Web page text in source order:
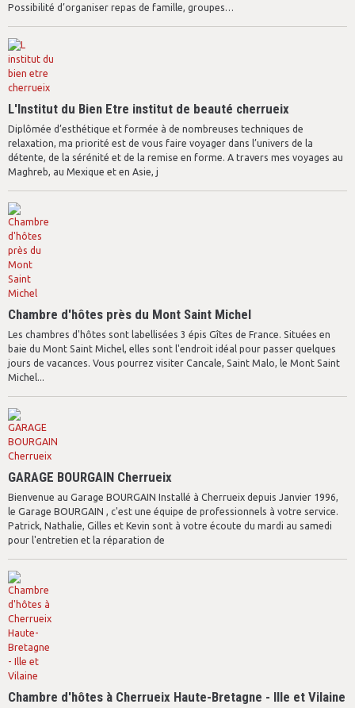
Possibilité d’organiser repas de famille, groupes…
L'Institut du Bien Etre institut de beauté cherrueix
Diplômée d’esthétique et formée à de nombreuses techniques de
relaxation, ma priorité est de vous faire voyager dans l’univers de la
détente, de la sérénité et de la remise en forme. A travers mes voyages au
Maghreb, au Mexique et en Asie, j
Chambre d'hôtes près du Mont Saint Michel
Les chambres d'hôtes sont labellisées 3 épis Gîtes de France. Situées en
baie du Mont Saint Michel, elles sont l'endroit idéal pour passer quelques
jours de vacances. Vous pourrez visiter Cancale, Saint Malo, le Mont Saint
Michel...
GARAGE BOURGAIN Cherrueix
Bienvenue au Garage BOURGAIN Installé à Cherrueix depuis Janvier 1996,
le Garage BOURGAIN , c'est une équipe de professionnels à votre service.
Patrick, Nathalie, Gilles et Kevin sont à votre écoute du mardi au samedi
pour l'entretien et la réparation de
Chambre d'hôtes à Cherrueix Haute-Bretagne - Ille et Vilaine